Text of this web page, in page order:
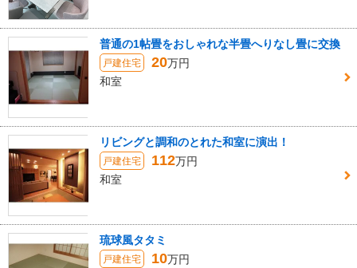
普通の1帖畳をおしゃれな半畳へりなし畳に交換
戸建住宅 20万円
和室
リビングと調和のとれた和室に演出！
戸建住宅 112万円
和室
琉球風タタミ
戸建住宅 10万円